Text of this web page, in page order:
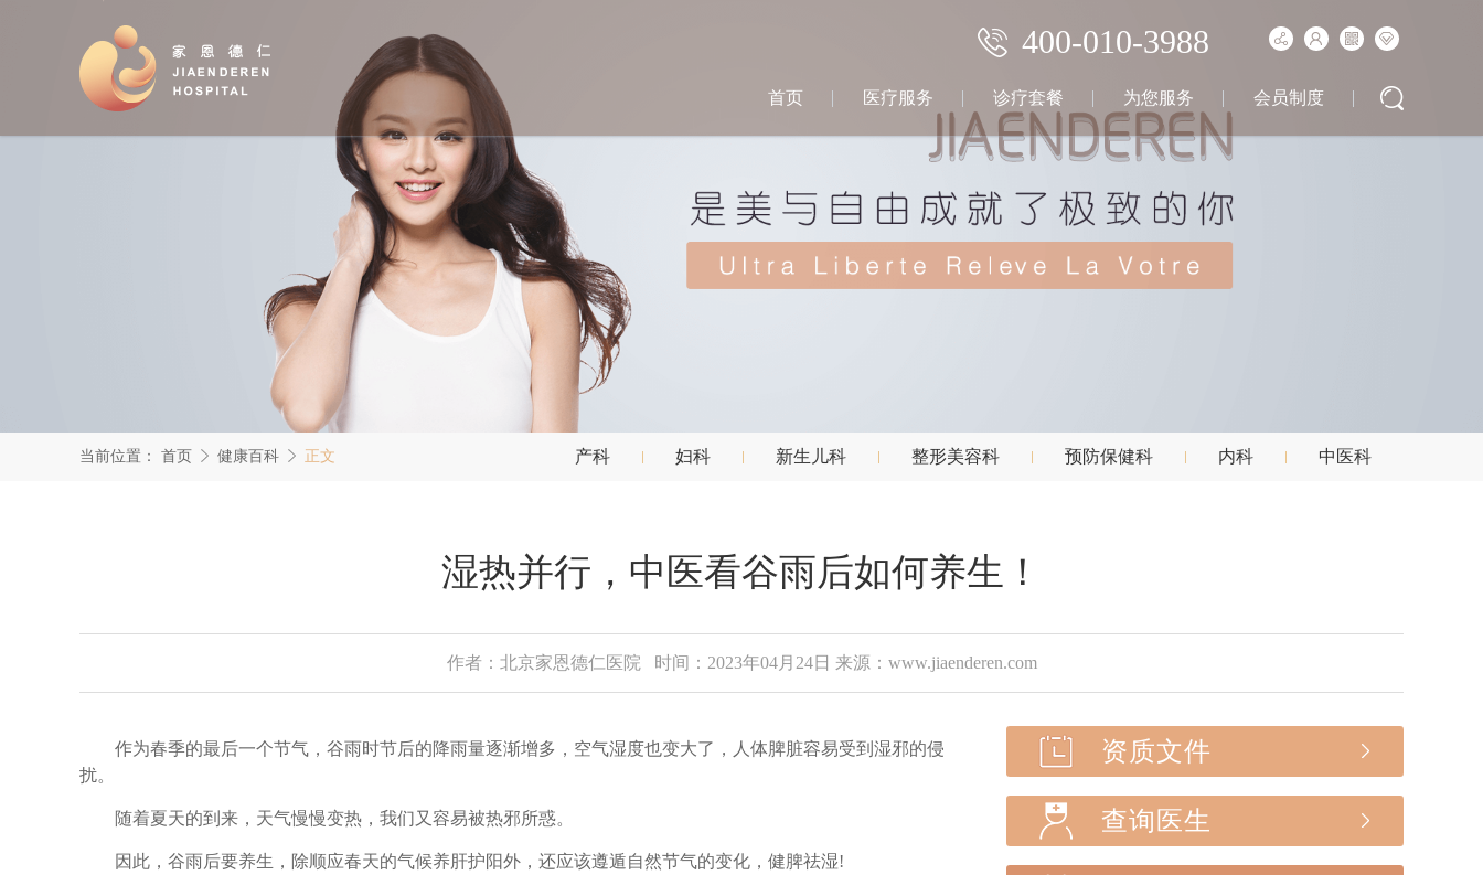
400-010-3988
首页 医疗服务 诊疗套餐 为您服务 会员制度
当前位置： 首页 健康百科 正文 产科 妇科 新生儿科 整形美容科 预防保健科 内科 中医科
湿热并行，中医看谷雨后如何养生！
作者：北京家恩德仁医院 时间：2023年04月24日 来源：www.jiaenderen.com
作为春季的最后一个节气，谷雨时节后的降雨量逐渐增多，空气湿度也变大了，人体脾脏容易受到湿邪的侵
扰。
随着夏天的到来，天气慢慢变热，我们又容易被热邪所惑。
因此，谷雨后要养生，除顺应春天的气候养肝护阳外，还应该遵遁自然节气的变化，健脾祛湿!
资质文件
查询医生